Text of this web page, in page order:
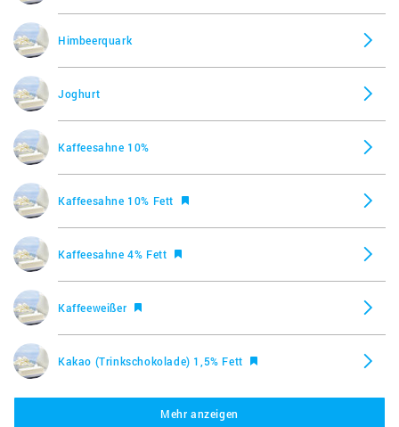
Lassi Pina Colada, BioBio
Himbeerquark
Joghurt
Kaffeesahne 10%
Kaffeesahne 10% Fett
Kaffeesahne 4% Fett
Kaffeeweißer
Kakao (Trinkschokolade) 1,5% Fett
Kakao (Trinkschokolade) 3,5% Fett
Mehr anzeigen